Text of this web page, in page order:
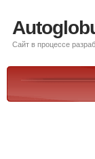
Сайт в процессе